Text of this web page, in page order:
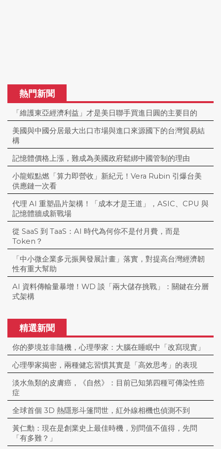
熱門新聞
「維護東亞經濟利益」才是美日聯手買進日圓的主要目的
美國與中國分居最大出口市場與進口來源國下的台灣貿易結
構
記憶體價格上漲，難成為美國政府鬆綁中國管制的理由
小龍蝦點燃「算力即營收」新紀元！Vera Rubin 引爆台美
供應鏈一次看
代理 AI 重塑晶片架構！「成本才是王道」，ASIC、CPU 與
記憶體牆成新戰場
從 SaaS 到 TaaS：AI 時代為何你不是付月費，而是
Token？
「中小微企業多元振興發展計畫」落實，對提高台灣經濟韌
性有重大幫助
AI 資料傳輸量暴增！WD 談「兩大儲存挑戰」：關鍵在分層
式架構
精選新聞
你的夢境並非隨機，心理學家：大腦在睡眠中「改寫現實」
心理學家揭密，兩種健忘習慣其實是「高效思考」的表現
淡水魚類的皮膚癌，《自然》：目前已知第四種可傳染性癌
症
全球首個 3D 熱隱形斗篷問世，紅外線相機也偵測不到
黃仁勳：現在是創業史上最佳時機，別問值不值得，先問
「有多難？」